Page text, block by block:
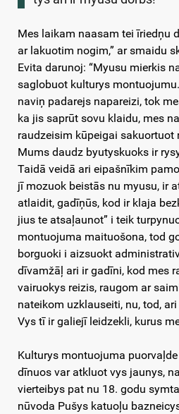
Mes laikam naasam tei īriedņu
ar lakuotim nogim,” ar smaidu
Evita darunoj: “Myusu mierkis
saglobuot kulturys
naviņ padarejs napareizi, tok
ka jis saprūt sovu klaidu, mes
raudzeisim kūpeigai sakuortuot
Mums daudz byutyskuoks ir
Taidā veidā ari eipašnīkim
jī mozuok beistās nu myusu, ir
atlaidit, gadīņūs, kod ir klaja
jius te atsaļaunot” i teik
montuojuma maituošona, tod
borguoki i aizsuokt
dīvamžāļ ari ir gadīni, kod mes
vairuokys reizis, raugom ar
nateikom uzklauseiti, nu, tod,
Vys tī ir galiejī leidzekli, kurus
Kulturys montuojuma
dīnuos var atkluot vys jaunys,
vierteibys pat nu 18. godu
nūvoda Pušys katuoļu